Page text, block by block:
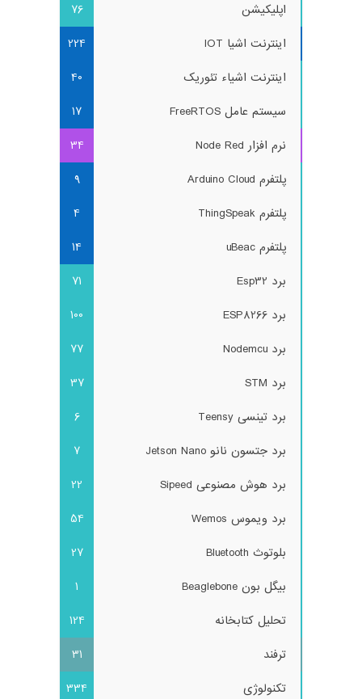
اپلیکیشن
76
اینترنت اشیا IOT
224
اینترنت اشیاء تئوریک
40
سیستم عامل FreeRTOS
17
نرم افزار Node Red
34
پلتفرم Arduino Cloud
9
پلتفرم ThingSpeak
4
پلتفرم uBeac
14
برد Esp32
71
برد ESP8266
100
برد Nodemcu
77
برد STM
37
برد تینسی Teensy
6
برد جتسون نانو Jetson Nano
7
برد هوش مصنوعی Sipeed
22
برد ویموس Wemos
54
بلوتوث Bluetooth
27
بیگل بون Beaglebone
1
تحلیل کتابخانه
124
ترفند
31
تکنولوژی
334